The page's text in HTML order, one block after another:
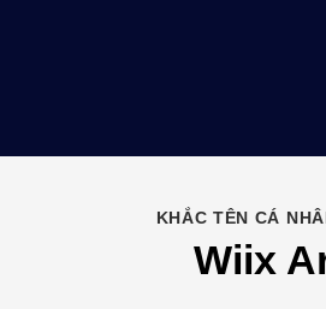
KHẮC TÊN CÁ
Wiix